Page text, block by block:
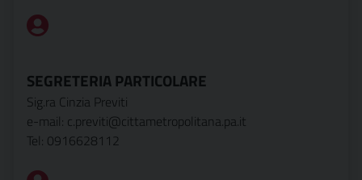
SEGRETERIA PARTICOLARE
Sig.ra Cinzia Previti
e-mail: c.previti@cittametropolitana.pa.it
Tel: 0916628112